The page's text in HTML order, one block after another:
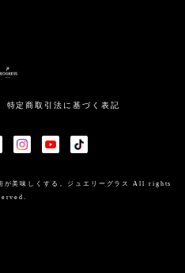
特定商取引法に基づく表記
が美味しくする。ジュエリーグラス All rights